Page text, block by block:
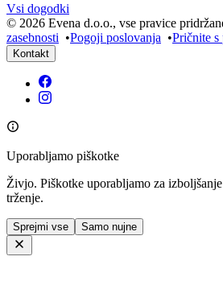
Vsi dogodki
© 2026 Evena d.o.o., vse pravice
zasebnosti •Pogoji poslovanja •Pričnite s
Kontakt
Uporabljamo piškotke
Živjo. Piškotke uporabljamo za
trženje.
Sprejmi vse Samo nujne